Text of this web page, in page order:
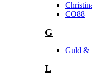
CO88
G
Guld &
L